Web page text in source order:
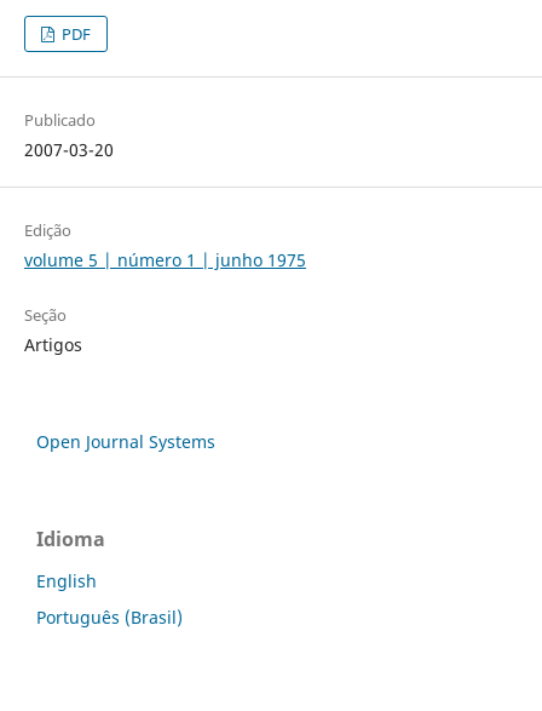
PDF
Publicado
2007-03-20
Edição
volume 5 | número 1 | junho 1975
Seção
Artigos
Open Journal Systems
Idioma
English
Português (Brasil)